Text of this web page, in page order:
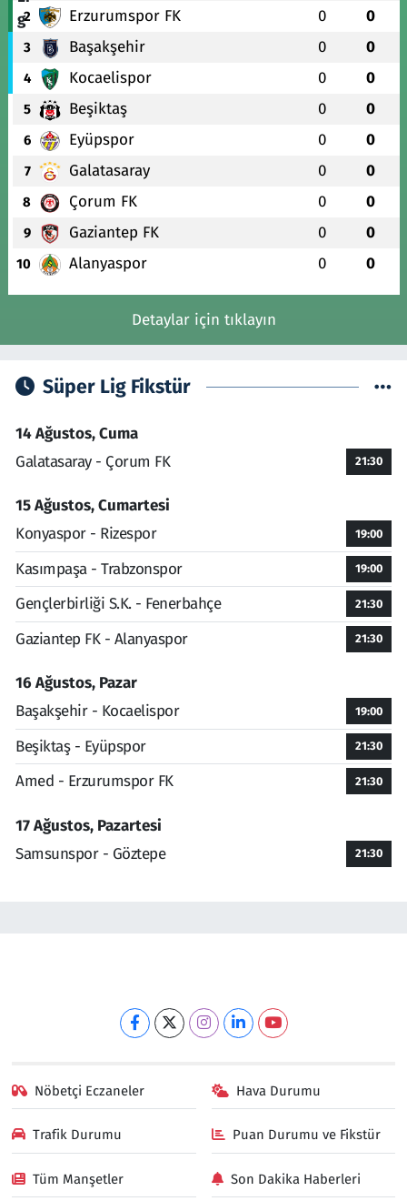
2 Erzurumspor FK 0 0
3 Başakşehir 0 0
4 Kocaelispor 0 0
5 Beşiktaş 0 0
6 Eyüpspor 0 0
7 Galatasaray 0 0
8 Çorum FK 0 0
9 Gaziantep FK 0 0
10 Alanyaspor 0 0
Detaylar için tıklayın
Süper Lig Fikstür
14 Ağustos, Cuma
Galatasaray - Çorum FK
21:30
15 Ağustos, Cumartesi
Konyaspor - Rizespor
19:00
Kasımpaşa - Trabzonspor 19:00
Gençlerbirliği S.K. - Fenerbahçe 21:30
Gaziantep FK - Alanyaspor 21:30
16 Ağustos, Pazar
Başakşehir - Kocaelispor
19:00
Beşiktaş - Eyüpspor 21:30
Amed - Erzurumspor FK 21:30
17 Ağustos, Pazartesi
Samsunspor - Göztepe
21:30
Nöbetçi Eczaneler Hava Durumu
Trafik Durumu Puan Durumu ve Fikstür
Tüm Manşetler Son Dakika Haberleri